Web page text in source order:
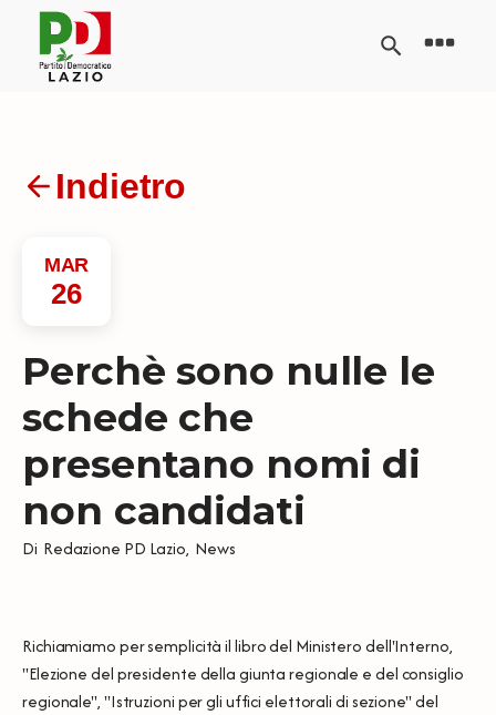
Indietro
MAR
26
Perchè sono nulle le
schede che
presentano nomi di
non candidati
Di Redazione PD Lazio, News
Richiamiamo per semplicità il libro del Ministero dell'Interno,
"Elezione del presidente della giunta regionale e del consiglio
regionale", "Istruzioni per gli uffici elettorali di sezione" del